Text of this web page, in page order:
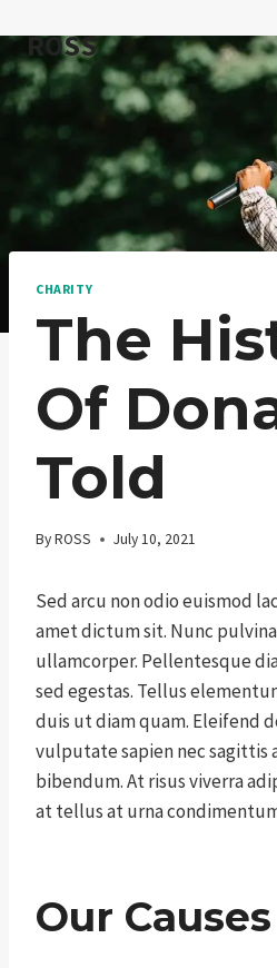
to
content
ROSS
CHARITY
The
Of
Told
ByROSS July 10, 2021
Sed arcu non odio euismod
amet dictum sit. Nunc
ullamcorper. Pellentesque
sed egestas. Tellus
duis ut diam quam. Eleifend
vulputate sapien nec sagittis
bibendum. At risus viverra
at tellus at urna
Our Causes